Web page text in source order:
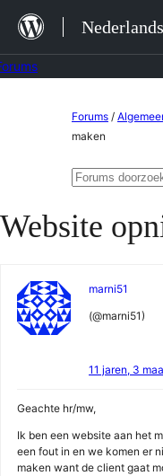
naar
de
Nederlands
Forums /
maken
Zoeken
Website
marni51
(@marni51)
11 jaren, 3
Geachte hr/mw,
Ik ben een website aan het
een fout in en we komen er
maken want de client gaat